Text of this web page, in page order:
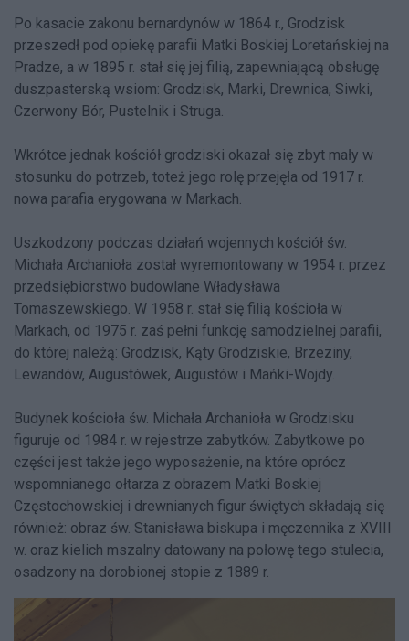
Po kasacie zakonu bernardynów w 1864 r., Grodzisk
przeszedł pod opiekę parafii Matki Boskiej Loretańskiej na
Pradze, a w 1895 r. stał się jej filią, zapewniającą obsługę
duszpasterską wsiom: Grodzisk, Marki, Drewnica, Siwki,
Czerwony Bór, Pustelnik i Struga.
Wkrótce jednak kościół grodziski okazał się zbyt mały w
stosunku do potrzeb, toteż jego rolę przejęła od 1917 r.
nowa parafia erygowana w Markach.
Uszkodzony podczas działań wojennych kościół św.
Michała Archanioła został wyremontowany w 1954 r. przez
przedsiębiorstwo budowlane Władysława
Tomaszewskiego. W 1958 r. stał się filią kościoła w
Markach, od 1975 r. zaś pełni funkcję samodzielnej parafii,
do której należą: Grodzisk, Kąty Grodziskie, Brzeziny,
Lewandów, Augustówek, Augustów i Mańki-Wojdy.
Budynek kościoła św. Michała Archanioła w Grodzisku
figuruje od 1984 r. w rejestrze zabytków. Zabytkowe po
części jest także jego wyposażenie, na które oprócz
wspomnianego ołtarza z obrazem Matki Boskiej
Częstochowskiej i drewnianych figur świętych składają się
również: obraz św. Stanisława biskupa i męczennika z XVIII
w. oraz kielich mszalny datowany na połowę tego stulecia,
osadzony na dorobionej stopie z 1889 r.